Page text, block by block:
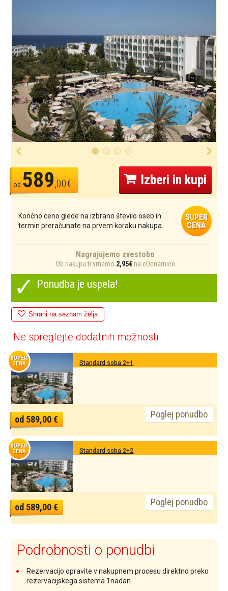
od 589,00€ Izberi in kupi
Končno ceno glede na izbrano število oseb in
termin preračunate na prvem koraku nakupa.
SUPER
CENA
Nagrajujemo zvestobo
Ob nakupu ti vrnemo 2,95€na eDenarnico
✓ Ponudba je uspela!
Shrani na seznam želja
Ne spreglejte dodatnih možnosti
SUPER
CENA
Standard soba 2+1
Poglej ponudbo
od 589,00 €
SUPER
CENA
Standard soba 2+2
Poglej ponudbo
od 589,00 €
Podrobnosti o ponudbi
Rezervacijo opravite v nakupnem procesu direktno preko
rezervacijskega sistema 1nadan.